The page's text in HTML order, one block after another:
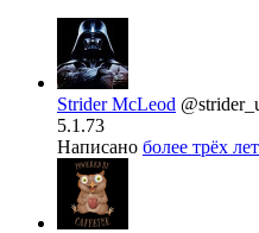
Strider McLeod
5.1.73
Написано более трёх